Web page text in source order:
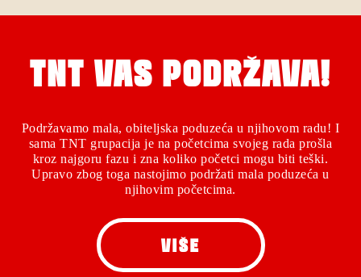
TNT VAS PODRŽAVA!
Podržavamo mala, obiteljska poduzeća u njihovom radu! I
sama TNT grupacija je na početcima svojeg rada prošla
kroz najgoru fazu i zna koliko početci mogu biti teški.
Upravo zbog toga nastojimo podržati mala poduzeća u
njihovim početcima.
VIŠE